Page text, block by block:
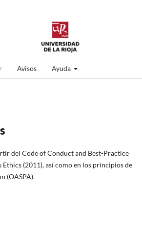
Avisos Ayuda
del Code of Conduct and Best-Practice
(2011), así como en los principios de
(OASPA).